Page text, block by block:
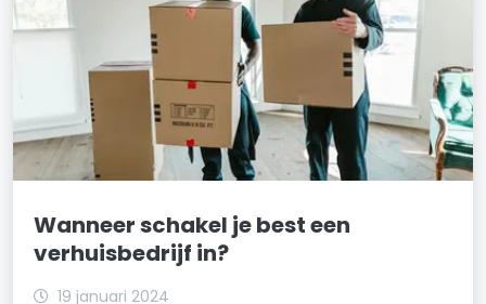
Wanneer schakel je best een
verhuisbedrijf in?
19 januari 2024